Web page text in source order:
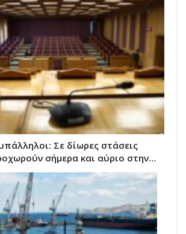
Σε δίωρες στάσεις
σήμερα και αύριο στην…